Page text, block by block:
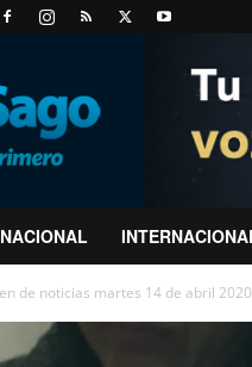
NACIONAL
de noticias martes 14 de abril